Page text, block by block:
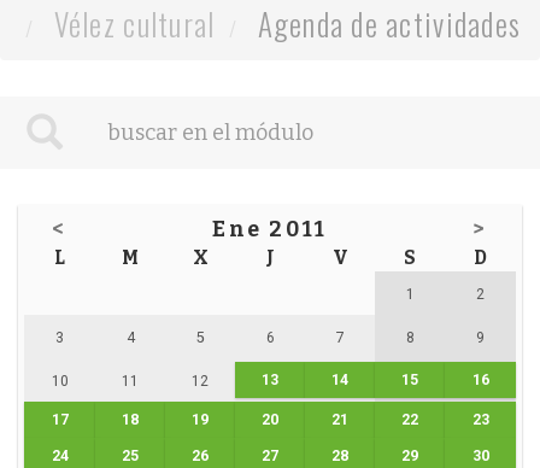
Vélez cultural
Agenda de actividades
< Ene 2011 >
L M X J V S D
1 2
3 4 5 6 7 8 9
10 11 12 13 14 15 16
17 18 19 20 21 22 23
24 25 26 27 28 29 30